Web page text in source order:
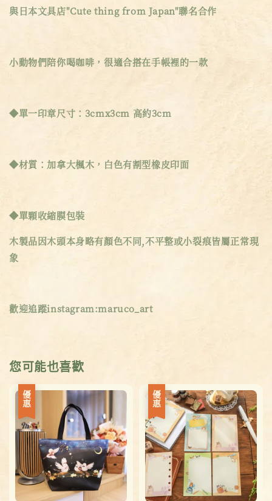
與日本文具店"Cute thing from Japan"聯名合作
小動物們陪你喝咖啡，很適合搭在手帳裡的一款
◆單一印章尺寸：3cmx3cm 高約3cm
◆材質：加拿大楓木，白色有割型橡皮印面
◆單顆收縮膜包裝
木製品因木頭本身略有顏色不同,不平整或小裂痕皆屬正常現
象
歡迎追蹤instagram:maruco_art
您可能也喜歡
優惠 優惠